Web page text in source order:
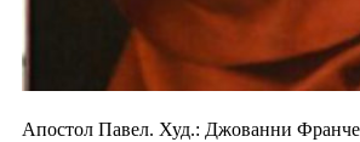
Апостол Павел. Худ.: Джованни